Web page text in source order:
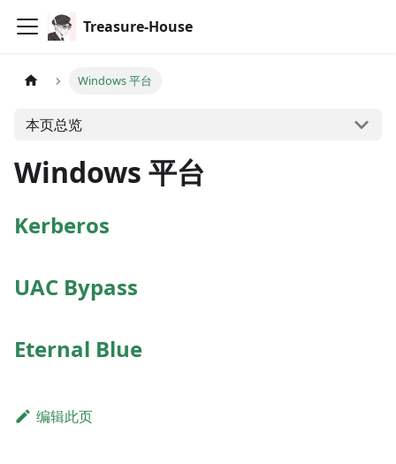
Treasure-House
Windows 平台
本页总览
Windows 平台
Kerberos
UAC Bypass
Eternal Blue
编辑此页